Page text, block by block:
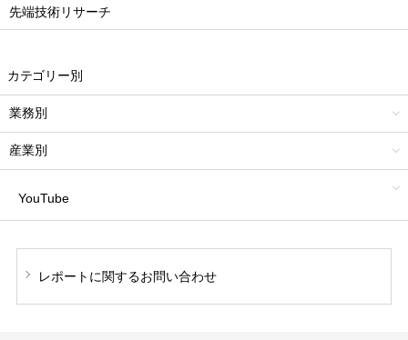
先端技術リサーチ
カテゴリー別
業務別
産業別
YouTube
レポートに関するお問い合わせ